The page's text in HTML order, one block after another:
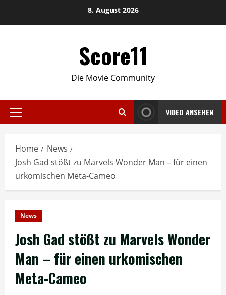
8. August 2026
Score11
Die Movie Community
Primary
VIDEO ANSEHEN
Home
News
Josh Gad stößt zu Marvels Wonder Man – für einen
urkomischen Meta-Cameo
News
Josh Gad stößt zu Marvels Wonder
Man – für einen urkomischen
Meta-Cameo